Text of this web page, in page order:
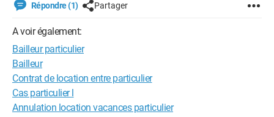
Répondre (1) Partager
A voir également:
Bailleur particulier
Bailleur
Contrat de location entre particulier
Cas particulier l
Annulation location vacances particulier